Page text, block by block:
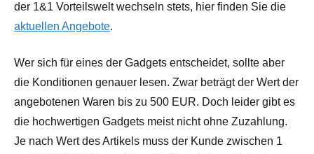
der 1&1 Vorteilswelt wechseln stets, hier finden Sie die
aktuellen Angebote.
Wer sich für eines der Gadgets entscheidet, sollte aber
die Konditionen genauer lesen. Zwar beträgt der Wert der
angebotenen Waren bis zu 500 EUR. Doch leider gibt es
die hochwertigen Gadgets meist nicht ohne Zuzahlung.
Je nach Wert des Artikels muss der Kunde zwischen 1